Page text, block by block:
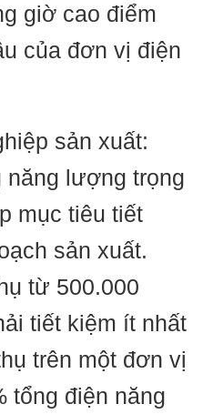
giờ cao điểm
của đơn vị điện
sản xuất:
lượng trọng
mục tiêu tiết
sản xuất.
từ 500.000
tiết kiệm ít nhất
trên một đơn vị
tổng điện năng